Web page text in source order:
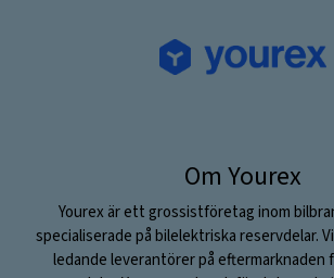
Om Yourex
Yourex är ett grossistföretag inom
specialiserade på bilelektriska reservdelar.
ledande leverantörer på eftermarknaden